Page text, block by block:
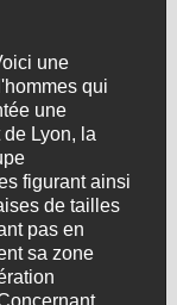
une
qui
une
Lyon, la
figurant ainsi
de tailles
pas en
sa zone